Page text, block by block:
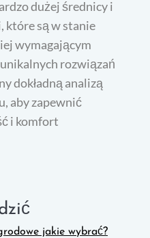
dużej średnicy i
które są w stanie
wymagającym
rozwiązań
dokładną analizą
aby zapewnić
i komfort
jakie wybrać?